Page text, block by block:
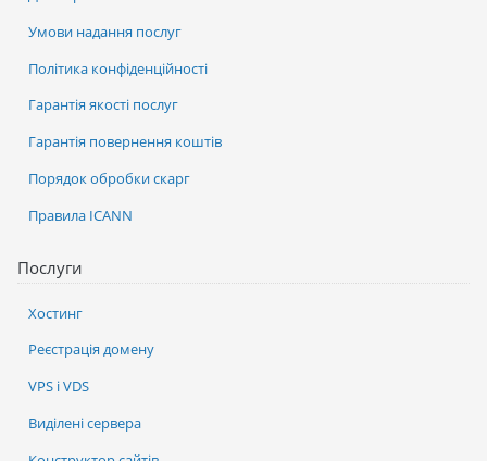
Послуги
Хостинг
Реєстрація домену
VPS і VDS
Виділені сервера
Умови надання послуг
Політика конфіденційності
Гарантія якості послуг
Гарантія повернення коштів
Порядок обробки скарг
Правила ICANN